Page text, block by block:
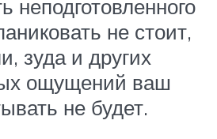
неподготовленного
не стоит,
зуда и других
ощущений ваш
не будет.